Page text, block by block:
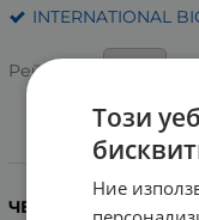
INTERNATIONAL
Рейтинг:
ЧЕТКА ЗА ЗЪБИ
Този
Ние